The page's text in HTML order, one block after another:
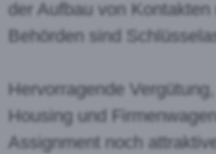
der Aufbau von
Behörden sind
Hervorragende
Housing und
Assignment noch